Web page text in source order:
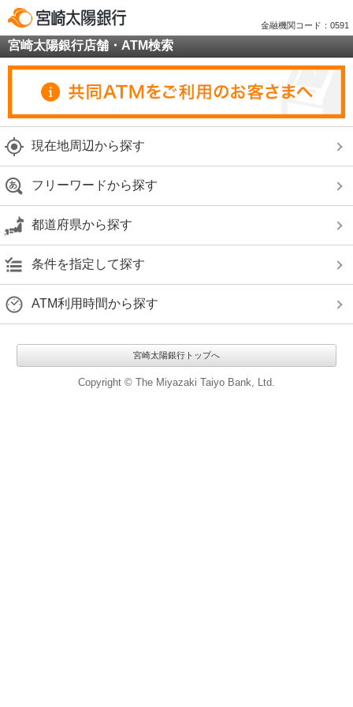
金融機関コード：0591
宮崎太陽銀行店舗・ATM検索
現在地周辺から探す
フリーワードから探す
都道府県から探す
条件を指定して探す
ATM利用時間から探す
宮崎太陽銀行トップへ
Copyright © The Miyazaki Taiyo Bank, Ltd.